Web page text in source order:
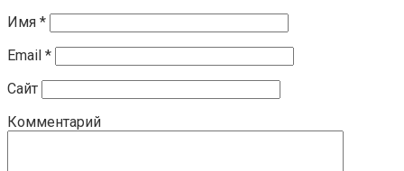
Имя *
Email *
Сайт
Комментарий